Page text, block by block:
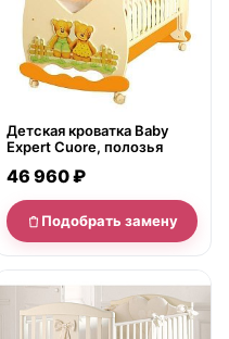
Детская кроватка Baby
Expert Cuore, полозья
46 960 ₽
Подобрать замену
нет в продаже